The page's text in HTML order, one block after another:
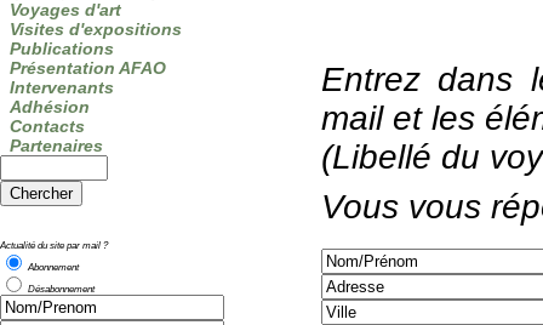
Voyages d'art
Visites d'expositions
Publications
Présentation AFAO
Intervenants
Adhésion
Contacts
Partenaires
Actualité du site par mail ?
Abonnement
Désabonnement
Entrez dans
mail et les
(Libellé du
Vous vous